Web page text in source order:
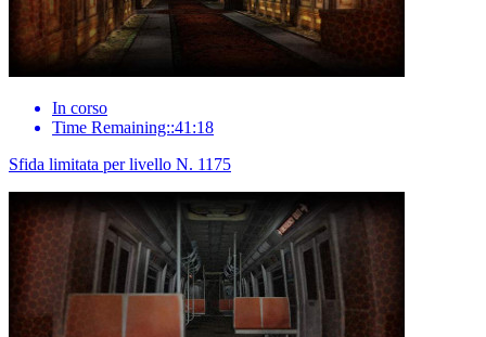
In corso
Time Remaining::41:18
Sfida limitata per livello N. 1175